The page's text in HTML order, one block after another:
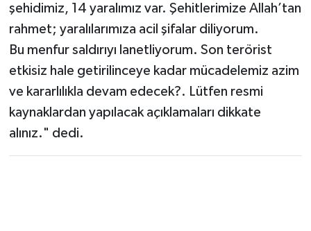
şehidimiz, 14 yaralımız var. Şehitlerimize Allah’tan
rahmet; yaralılarımıza acil şifalar diliyorum.
Bu menfur saldırıyı lanetliyorum. Son terörist
etkisiz hale getirilinceye kadar mücadelemiz azim
ve kararlılıkla devam edecek?. Lütfen resmi
kaynaklardan yapılacak açıklamaları dikkate
alınız." dedi.